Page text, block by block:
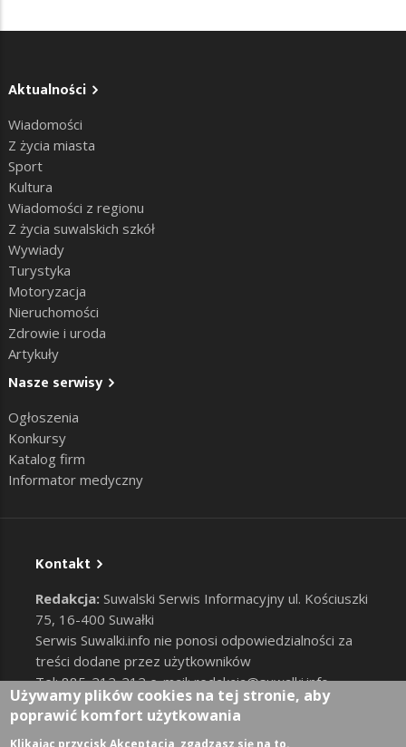
Aktualności
Wiadomości
Z życia miasta
Sport
Kultura
Wiadomości z regionu
Z życia suwalskich szkół
Wywiady
Turystyka
Motoryzacja
Nieruchomości
Zdrowie i uroda
Artykuły
Nasze serwisy
Ogłoszenia
Konkursy
Katalog firm
Informator medyczny
Kontakt
Redakcja: Suwalski Serwis Informacyjny ul. Kościuszki
75, 16-400 Suwałki
Serwis Suwalki.info nie ponosi odpowiedzialności za
treści dodane przez użytkowników
Tel: 885-212-212 e-mail:redakcja@suwalki.info,
reklama@suwalki.info
RODO |Cookies
Używamy plików cookies na tej stronie, aby
poprawić komfort użytkowania
Klikając przycisk Akceptacja, zgadzasz się na to.